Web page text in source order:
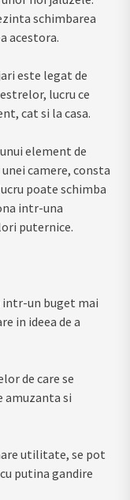
schimbarea
acestora.
este legat de
lucru ce
cat si la casa.
element de
camere, consta
poate schimba
intr-una
puternice.
intr-un buget mai
in ideea de a
de care se
amuzanta si
utilitate, se pot
putina gandire